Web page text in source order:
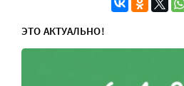
ЭТО АКТУАЛЬНО!